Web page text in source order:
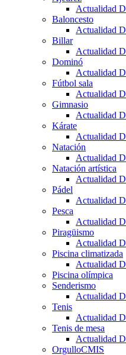
Actualidad
Baloncesto
Actualidad
Billar
Actualidad
Dominó
Actualidad
Fútbol sala
Actualidad
Gimnasio
Actualidad
Kárate
Actualidad
Natación
Actualidad
Natación artística
Actualidad
Pádel
Actualidad
Pesca
Actualidad
Piragüismo
Actualidad
Piscina climatizada
Actualidad
Piscina olímpica
Senderismo
Actualidad
Tenis
Actualidad
Tenis de mesa
Actualidad
OrgulloCMIS